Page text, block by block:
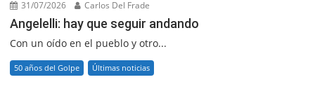
31/07/2026 Carlos Del Frade
Angelelli: hay que seguir andando
Con un oído en el pueblo y otro...
50 años del Golpe Últimas noticias